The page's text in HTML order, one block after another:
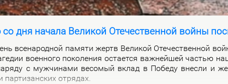
дня начала Великой Отечественной войны
все­на­род­ной па­мя­ти жертв Ве­ли­кой Оте­че­ствен­ной
во­ен­но­го по­ко­ле­ния оста­ет­ся важ­ней­шей ча­стью
с муж­чи­на­ми ве­со­мый вклад в По­бе­ду внес­ли и
пар­ти­зан­ских от­ря­дах.